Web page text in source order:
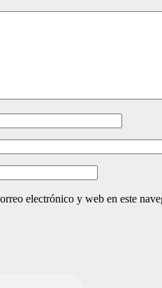
electrónico y web en este